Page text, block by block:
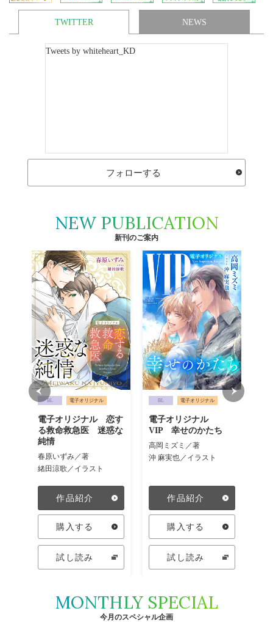
TWITTER NEWS
Tweets by whiteheart_KD
フォローする
NEW PUBLICATION
新刊のご案内
BL 電子オリジナル
電子オリジナル 恋す
る救命救急医 迷惑な
純情
春原いずみ／著
緒田涼歌／イラスト
作品紹介
購入する
試し読み
BL 電子オリジナル
電子オリジナル
VIP 幸せのかたち
高岡ミズミ／著
沖 麻実也／イラスト
作品紹介
購入する
試し読み
MONTHLY SPECIAL
今月のスペシャル企画